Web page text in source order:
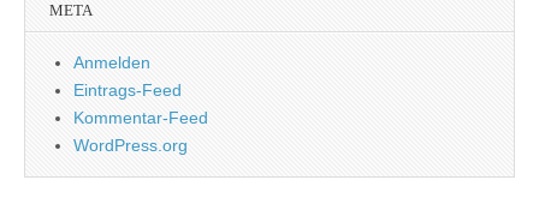
META
Anmelden
Eintrags-Feed
Kommentar-Feed
WordPress.org